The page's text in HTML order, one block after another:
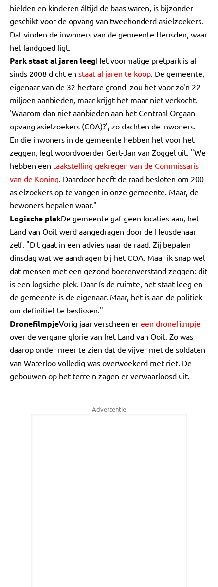
hielden en kinderen áltijd de baas waren, is bijzonder
geschikt voor de opvang van tweehonderd asielzoekers.
Dat vinden de inwoners van de gemeente Heusden, waar
het landgoed ligt.
Park staat al jaren leegHet voormalige pretpark is al
sinds 2008 dicht en staat al jaren te koop. De gemeente,
eigenaar van de 32 hectare grond, zou het voor zo'n 22
miljoen aanbieden, maar krijgt het maar niet verkocht.
'Waarom dan niet aanbieden aan het Centraal Orgaan
opvang asielzoekers (COA)?', zo dachten de inwoners.
En die inwoners in de gemeente hebben het voor het
zeggen, legt woordvoerder Gert-Jan van Zoggel uit. "We
hebben een taakstelling gekregen van de Commissaris
van de Koning. Daardoor heeft de raad besloten om 200
asielzoekers op te vangen in onze gemeente. Maar, de
bewoners bepalen waar."
Logische plekDe gemeente gaf geen locaties aan, het
Land van Ooit werd aangedragen door de Heusdenaar
zelf. "Dit gaat in een advies naar de raad. Zij bepalen
dinsdag wat we aandragen bij het COA. Maar ik snap wel
dat mensen met een gezond boerenverstand zeggen: dit
is een logsiche plek. Daar ís de ruimte, het staat leeg en
de gemeente is de eigenaar. Maar, het is aan de politiek
om definitief te beslissen."
DronefilmpjeVorig jaar verscheen er een dronefilmpje
over de vergane glorie van het Land van Ooit. Zo was
daarop onder meer te zien dat de vijver met de soldaten
van Waterloo volledig was overwoekerd met riet. De
gebouwen op het terrein zagen er verwaarloosd uit.
Advertentie